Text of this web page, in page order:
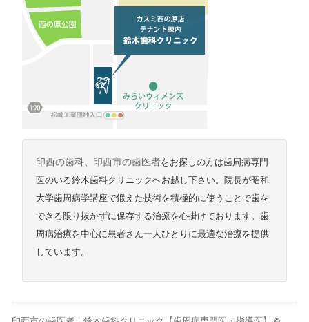
印西の歯科 印西市の歯医者をお探しの方は歯周病専門
医のいる鈴木歯科クリニックへお越し下さい。院長が昭和
大学歯周病学講座で鍛えた技術を積極的に使うことで歯を
できる限り抜かずに保存する治療を心掛けております。歯
周病治療を中心に患者さん一人ひとりに最適な治療を提供
しています。